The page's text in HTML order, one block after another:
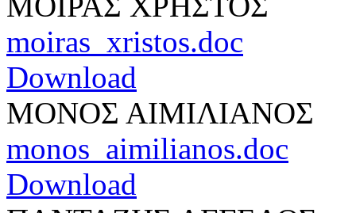
moiras_xristos.doc
Download
ΜΟΝΟΣ ΑΙΜΙΛΙΑΝΟΣ
monos_aimilianos.doc
Download